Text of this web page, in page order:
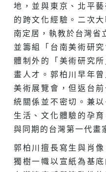
地，並與東京、北平
的跨文化經驗。二次
南定居，執教於台灣省
並籌組「台南美術研
體制外的「美術研究
畫人才。郭柏川早年
美術展覽會，但返台
統關係並不密切。兼
生活、文化體驗的孕
與同期的台灣第一代畫
郭柏川擅長寫生與肖
獨樹一幟以宣紙為基